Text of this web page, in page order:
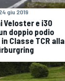
giu 2019
Veloster e i30
doppio podio
Classe TCR alla